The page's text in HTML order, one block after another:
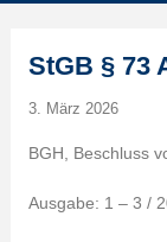
StGB § 73
3. März 2026
BGH, Beschluss
Ausgabe: 1 – 3 /